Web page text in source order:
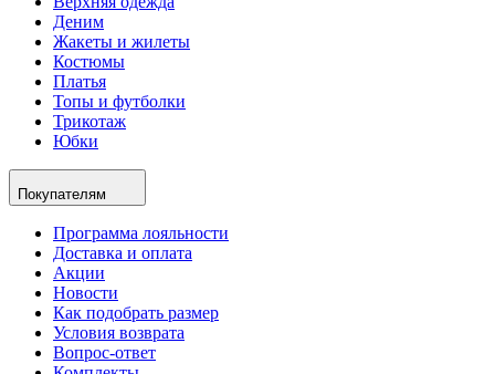
Деним
Жакеты и жилеты
Костюмы
Платья
Топы и футболки
Трикотаж
Юбки
Покупателям
Программа лояльности
Доставка и оплата
Акции
Новости
Как подобрать размер
Условия возврата
Вопрос-ответ